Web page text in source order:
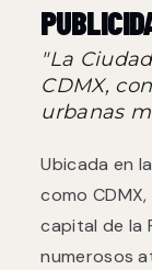
"La
CDMX,
urbanas
Ubicada en
como
capital de la
numerosos